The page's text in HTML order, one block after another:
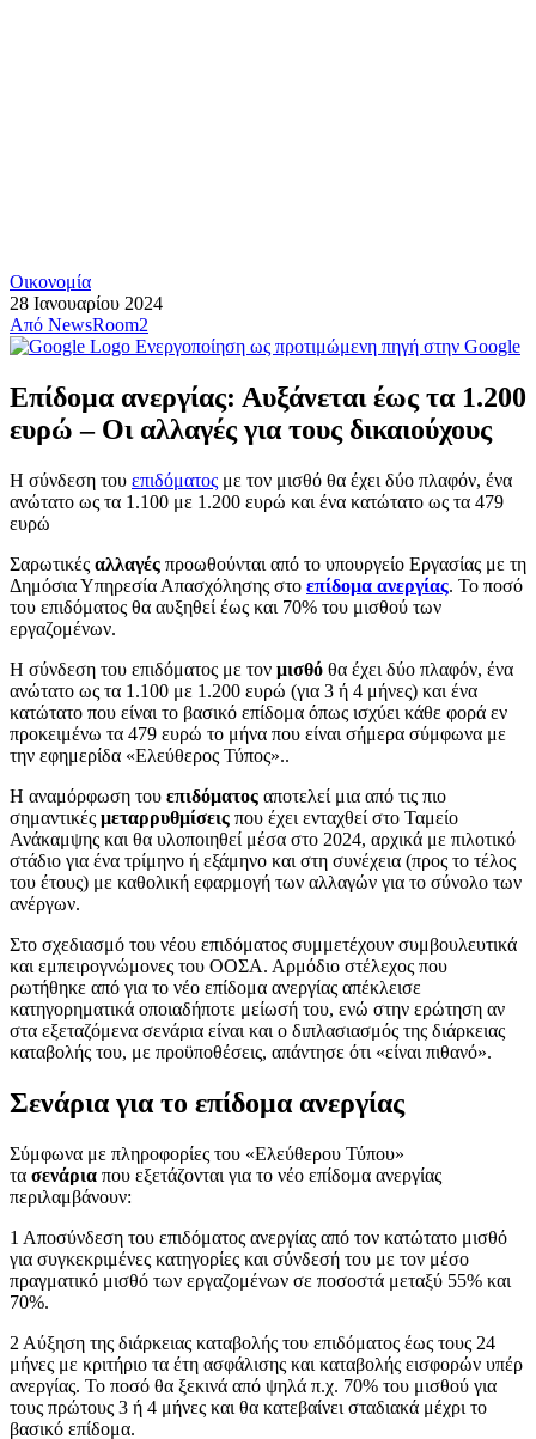
Οικονομία
28 Ιανουαρίου 2024
Από NewsRoom2
Ενεργοποίηση ως προτιμώμενη πηγή στην Google
Επίδομα ανεργίας: Αυξάνεται έως τα 1.200
ευρώ – Οι αλλαγές για τους δικαιούχους
Η σύνδεση του επιδόματος με τον μισθό θα έχει δύο πλαφόν, ένα
ανώτατο ως τα 1.100 με 1.200 ευρώ και ένα κατώτατο ως τα 479
ευρώ
Σαρωτικές αλλαγές προωθούνται από το υπουργείο Εργασίας με τη
Δημόσια Υπηρεσία Απασχόλησης στο επίδομα ανεργίας. Το ποσό
του επιδόματος θα αυξηθεί έως και 70% του μισθού των
εργαζομένων.
Η σύνδεση του επιδόματος με τον μισθό θα έχει δύο πλαφόν, ένα
ανώτατο ως τα 1.100 με 1.200 ευρώ (για 3 ή 4 μήνες) και ένα
κατώτατο που είναι το βασικό επίδομα όπως ισχύει κάθε φορά εν
προκειμένω τα 479 ευρώ το μήνα που είναι σήμερα σύμφωνα με
την εφημερίδα «Ελεύθερος Τύπος»..
Η αναμόρφωση του επιδόματος αποτελεί μια από τις πιο
σημαντικές μεταρρυθμίσεις που έχει ενταχθεί στο Ταμείο
Ανάκαμψης και θα υλοποιηθεί μέσα στο 2024, αρχικά με πιλοτικό
στάδιο για ένα τρίμηνο ή εξάμηνο και στη συνέχεια (προς το τέλος
του έτους) με καθολική εφαρμογή των αλλαγών για το σύνολο των
ανέργων.
Στο σχεδιασμό του νέου επιδόματος συμμετέχουν συμβουλευτικά
και εμπειρογνώμονες του ΟΟΣΑ. Αρμόδιο στέλεχος που
ρωτήθηκε από για το νέο επίδομα ανεργίας απέκλεισε
κατηγορηματικά οποιαδήποτε μείωσή του, ενώ στην ερώτηση αν
στα εξεταζόμενα σενάρια είναι και ο διπλασιασμός της διάρκειας
καταβολής του, με προϋποθέσεις, απάντησε ότι «είναι πιθανό».
Σενάρια για το επίδομα ανεργίας
Σύμφωνα με πληροφορίες του «Ελεύθερου Τύπου»
τα σενάρια που εξετάζονται για το νέο επίδομα ανεργίας
περιλαμβάνουν:
1 Αποσύνδεση του επιδόματος ανεργίας από τον κατώτατο μισθό
για συγκεκριμένες κατηγορίες και σύνδεσή του με τον μέσο
πραγματικό μισθό των εργαζομένων σε ποσοστά μεταξύ 55% και
70%.
2 Αύξηση της διάρκειας καταβολής του επιδόματος έως τους 24
μήνες με κριτήριο τα έτη ασφάλισης και καταβολής εισφορών υπέρ
ανεργίας. Το ποσό θα ξεκινά από ψηλά π.χ. 70% του μισθού για
τους πρώτους 3 ή 4 μήνες και θα κατεβαίνει σταδιακά μέχρι το
βασικό επίδομα.